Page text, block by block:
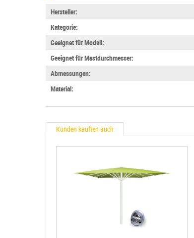
Hersteller:
Kategorie:
Geeignet für Modell:
Geeignet für Mastdurchmesser:
Abmessungen:
Material:
Kunden kauften auch